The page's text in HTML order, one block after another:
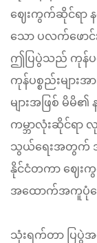
ဈေးကွက်ဆိုင်ရာ
သော ပလက်ဖောင်
ဤပြပွဲသည် ကုန်ပစ္
ကုန်ပစ္စည်းမျာ
များအဖြစ် မိမိ၏
ကမ္ဘာလုံးဆိုင်ရာ
သွယ်ရေးအတွက် အ
နိုင်ငံတကာ ဈေး
အထောက်အကူပုံဖ
သုံးရက်တာ ပြပွဲအ